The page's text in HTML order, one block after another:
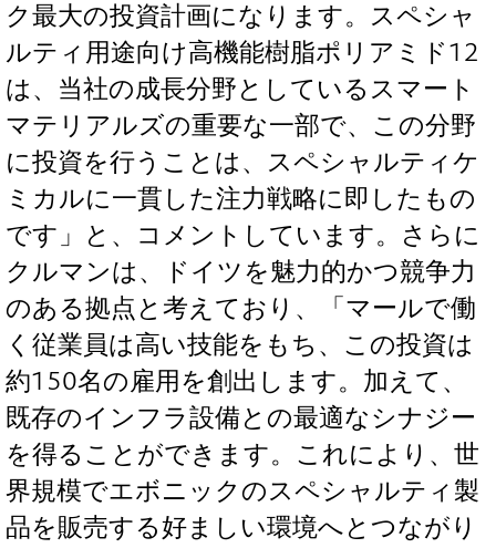
ク最大の投資計画になります。スペシャ
ルティ用途向け高機能樹脂ポリアミド12
は、当社の成長分野としているスマート
マテリアルズの重要な一部で、この分野
に投資を行うことは、スペシャルティケ
ミカルに一貫した注力戦略に即したもの
です」と、コメントしています。さらに
クルマンは、ドイツを魅力的かつ競争力
のある拠点と考えており、「マールで働
く従業員は高い技能をもち、この投資は
約150名の雇用を創出します。加えて、
既存のインフラ設備との最適なシナジー
を得ることができます。これにより、世
界規模でエボニックのスペシャルティ製
品を販売する好ましい環境へとつながり